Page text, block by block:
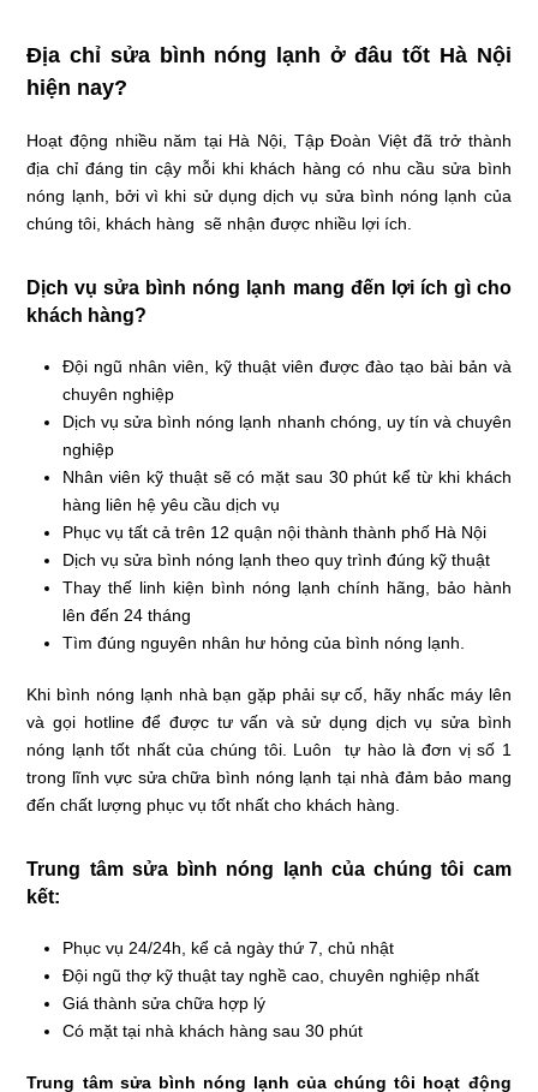
Địa chỉ sửa bình nóng lạnh ở đâu tốt Hà Nội
hiện nay?
Hoạt động nhiều năm tại Hà Nội, Tập Đoàn Việt đã trở thành
địa chỉ đáng tin cậy mỗi khi khách hàng có nhu cầu sửa bình
nóng lạnh, bởi vì khi sử dụng dịch vụ sửa bình nóng lạnh của
chúng tôi, khách hàng sẽ nhận được nhiều lợi ích.
Dịch vụ sửa bình nóng lạnh mang đến lợi ích gì cho
khách hàng?
Đội ngũ nhân viên, kỹ thuật viên được đào tạo bài bản và
chuyên nghiệp
Dịch vụ sửa bình nóng lạnh nhanh chóng, uy tín và chuyên
nghiệp
Nhân viên kỹ thuật sẽ có mặt sau 30 phút kể từ khi khách
hàng liên hệ yêu cầu dịch vụ
Phục vụ tất cả trên 12 quận nội thành thành phố Hà Nội
Dịch vụ sửa bình nóng lạnh theo quy trình đúng kỹ thuật
Thay thế linh kiện bình nóng lạnh chính hãng, bảo hành
lên đến 24 tháng
Tìm đúng nguyên nhân hư hỏng của bình nóng lạnh.
Khi bình nóng lạnh nhà bạn gặp phải sự cố, hãy nhấc máy lên
và gọi hotline để được tư vấn và sử dụng dịch vụ sửa bình
nóng lạnh tốt nhất của chúng tôi. Luôn tự hào là đơn vị số 1
trong lĩnh vực sửa chữa bình nóng lạnh tại nhà đảm bảo mang
đến chất lượng phục vụ tốt nhất cho khách hàng.
Trung tâm sửa bình nóng lạnh của chúng tôi cam
kết:
Phục vụ 24/24h, kể cả ngày thứ 7, chủ nhật
Đội ngũ thợ kỹ thuật tay nghề cao, chuyên nghiệp nhất
Giá thành sửa chữa hợp lý
Có mặt tại nhà khách hàng sau 30 phút
Trung tâm sửa bình nóng lạnh của chúng tôi hoạt động